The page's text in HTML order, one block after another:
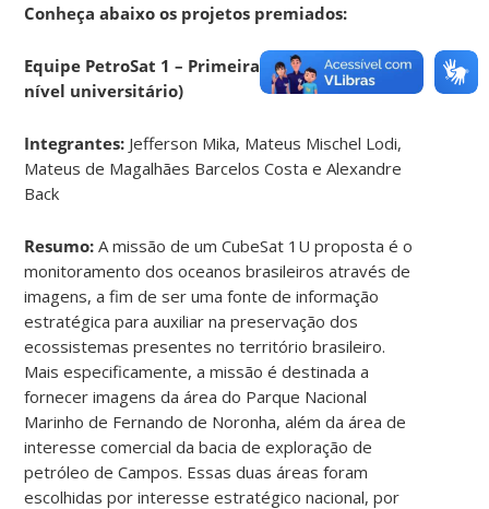
Conheça abaixo os projetos premiados:
Equipe PetroSat 1 – Primeira Colocada (SC –
nível universitário)
Integrantes: Jefferson Mika, Mateus Mischel Lodi,
Mateus de Magalhães Barcelos Costa e Alexandre
Back
Resumo: A missão de um CubeSat 1U proposta é o
monitoramento dos oceanos brasileiros através de
imagens, a fim de ser uma fonte de informação
estratégica para auxiliar na preservação dos
ecossistemas presentes no território brasileiro.
Mais especificamente, a missão é destinada a
fornecer imagens da área do Parque Nacional
Marinho de Fernando de Noronha, além da área de
interesse comercial da bacia de exploração de
petróleo de Campos. Essas duas áreas foram
escolhidas por interesse estratégico nacional, por